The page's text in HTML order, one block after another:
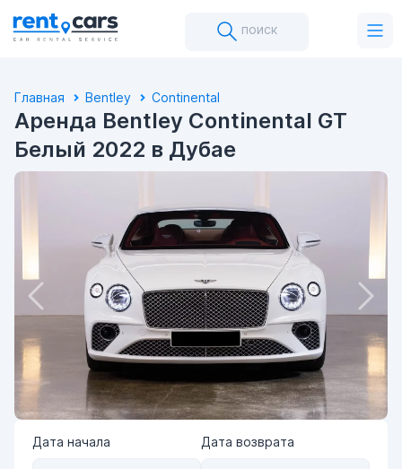
поиск
Главная Bentley Continental
Аренда Bentley Continental GT
Белый 2022 в Дубае
Дата начала Дата возврата